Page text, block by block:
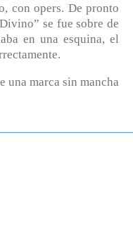
con opers. De pronto
se fue sobre de
en una esquina, el
una marca sin mancha